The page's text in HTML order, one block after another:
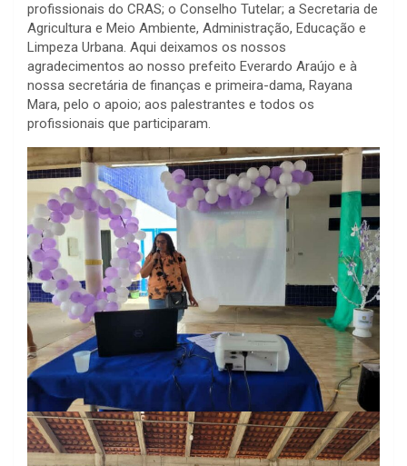
profissionais do CRAS; o Conselho Tutelar; a Secretaria de
Agricultura e Meio Ambiente, Administração, Educação e
Limpeza Urbana. Aqui deixamos os nossos
agradecimentos ao nosso prefeito Everardo Araújo e à
nossa secretária de finanças e primeira-dama, Rayana
Mara, pelo o apoio; aos palestrantes e todos os
profissionais que participaram.